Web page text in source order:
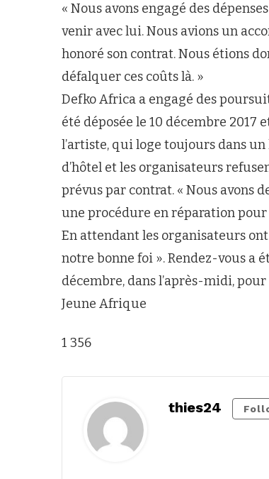
« Nous avons engagé des
venir avec lui. Nous avions un
honoré son contrat. Nous étions
défalquer ces coûts là. »
Defko Africa a engagé des
été déposée le 10 décembre
l’artiste, qui loge toujours dans
d’hôtel et les organisateurs
prévus par contrat. « Nous avons
une procédure en réparation
En attendant les organisateurs
notre bonne foi ». Rendez-vous a
décembre, dans l’après-midi,
Jeune Afrique
1 356
thies24